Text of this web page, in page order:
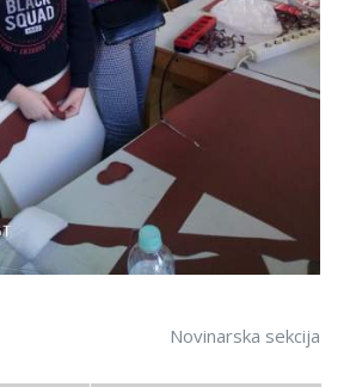
Novinarska sekcija